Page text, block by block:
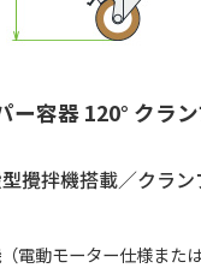
容器 120° クラ
攪拌機搭載／クラ
電動モーター仕様また